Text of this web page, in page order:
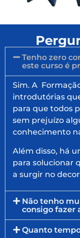
Tenho zero
este curso é
Sim. A
introdutórias
para que todos
sem prejuízo
conhecimento
Além disso, há
para solucionar
a surgir no
Não tenho
consigo fazer
Quanto